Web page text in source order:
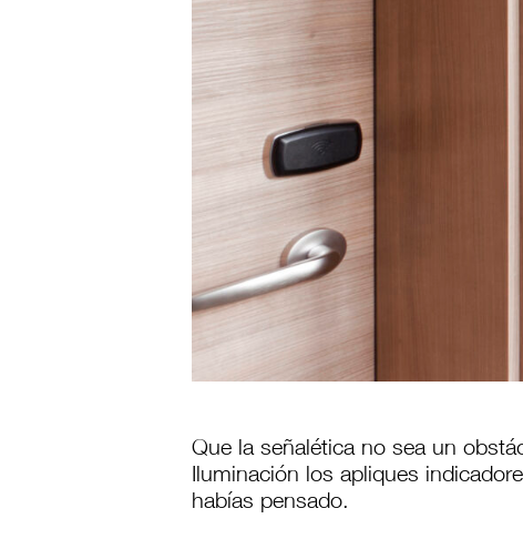
Que la señalética no sea un
Iluminación los apliques
habías pensado.